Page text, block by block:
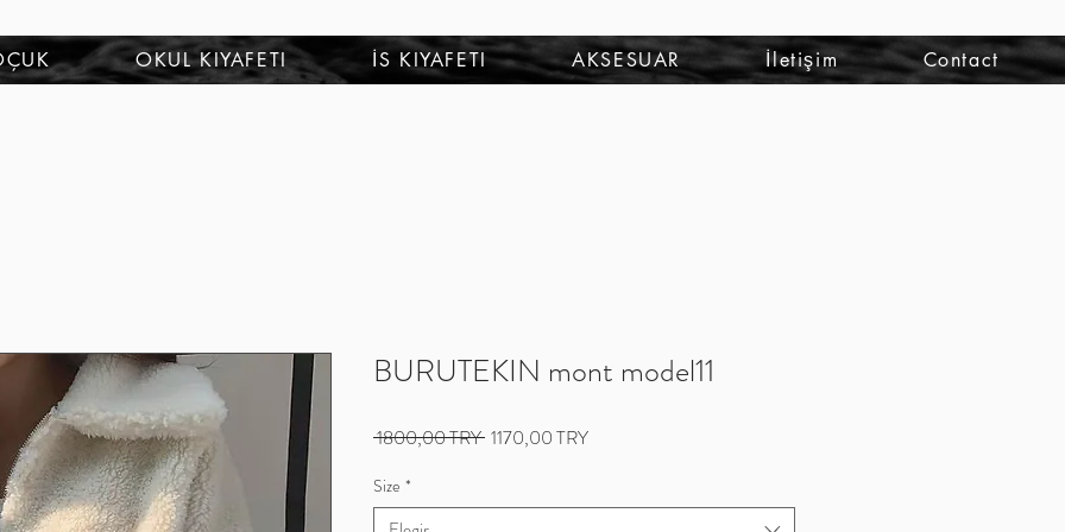
Iniciar sesión
OKUL KIYAFETI İS KIYAFETI AKSESUAR İletişim Contact
BURUTEKIN mont model11
1800,00 TRY Precio
1170,00 TRYPrecio
Size *